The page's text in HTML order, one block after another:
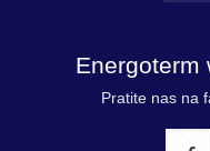
Energoterm
Pratite nas na